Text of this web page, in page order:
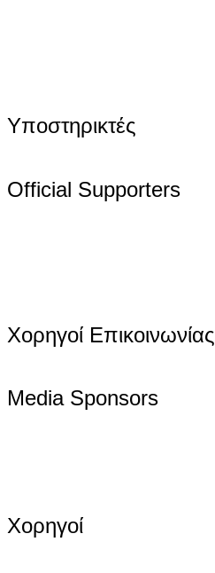
Υποστηρικτές
Official Supporters
Χορηγοί Επικοινωνίας
Media Sponsors
Χορηγοί